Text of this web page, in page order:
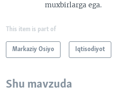
muxbirlarga ega.
This item is part of
Markaziy Osiyo Iqtisodiyot
Shu mavzuda